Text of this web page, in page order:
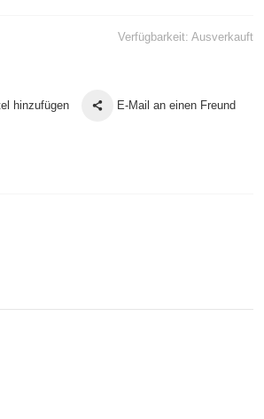
Verfügbarkeit: Ausverkauft
hinzufügen E-Mail an einen Freund